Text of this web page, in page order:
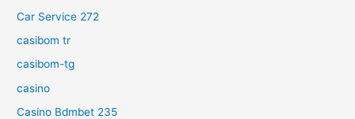
Car Service 272
casibom tr
casibom-tg
casino
Casino Bdmbet 235